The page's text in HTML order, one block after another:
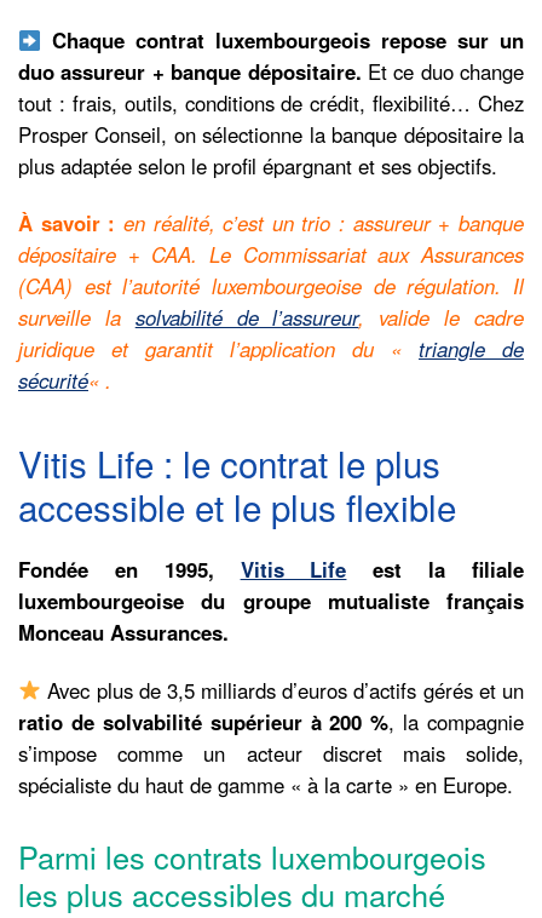
Chaque contrat luxembourgeois repose sur un
duo assureur + banque dépositaire. Et ce duo change
tout : frais, outils, conditions de crédit, flexibilité… Chez
Prosper Conseil, on sélectionne la banque dépositaire la
plus adaptée selon le profil épargnant et ses objectifs.
À savoir : en réalité, c’est un trio : assureur + banque
dépositaire + CAA. Le Commissariat aux Assurances
(CAA) est l’autorité luxembourgeoise de régulation. Il
surveille la solvabilité de l’assureur, valide le cadre
juridique et garantit l’application du « triangle de
sécurité« .
Vitis Life : le contrat le plus
accessible et le plus flexible
Fondée en 1995, Vitis Life est la filiale
luxembourgeoise du groupe mutualiste français
Monceau Assurances.
Avec plus de 3,5 milliards d’euros d’actifs gérés et un
ratio de solvabilité supérieur à 200 %, la compagnie
s’impose comme un acteur discret mais solide,
spécialiste du haut de gamme « à la carte » en Europe.
Parmi les contrats luxembourgeois
les plus accessibles du marché